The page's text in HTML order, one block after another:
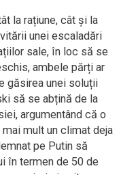
la rațiune, cât și la
unei escaladări
sale, în loc să se
ambele părți ar
găsirea unei soluții
să se abțină de la
argumentând că o
mult un climat deja
pe Putin să
în termen de 50 de